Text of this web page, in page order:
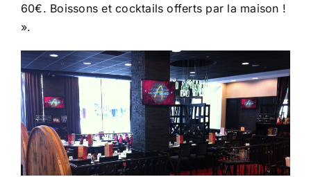
60€. Boissons et cocktails offerts par la maison !
».